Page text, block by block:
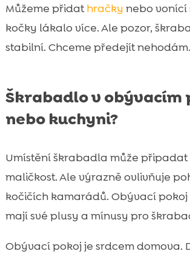
Můžeme přidathračky nebo vonící
kočky lákalo více. Ale pozor,
stabilní. Chceme předejít nehodám.
Škrabadlo v obývacím
nebo kuchyni?
Umístění škrabadla může připadat
maličkost. Ale výrazně ovlivňuje
kočičích kamarádů. Obývací
mají své plusy a mínusy pro
Obývací pokoj je srdcem domova.